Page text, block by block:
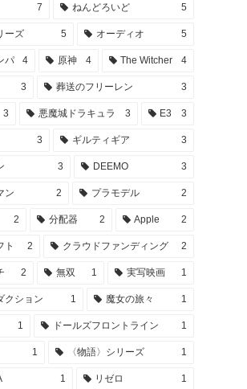
7 ねんどろいど 5
ーズ 5 オーディオ 5
パ 4 原神 4 The Witcher 4
3 葬送のフリーレン 3
3 悪魔城ドラキュラ 3 E3 3
3 ギルティギア 3
3 DEEMO 3
ン 2 プラモデル 2
2 分配器 2 Apple 2
ト 2 クラウドファンディング 2
2 無双 1 実写映画 1
クション 1 魔女の旅々 1
1 ドールズフロントライン 1
1 〈物語〉シリーズ 1
1 リゼロ 1